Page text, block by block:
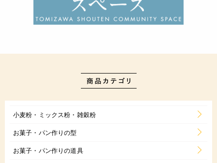
小麦粉・ミックス粉・雑穀粉
お菓子・パン作りの型
お菓子・パン作りの道具